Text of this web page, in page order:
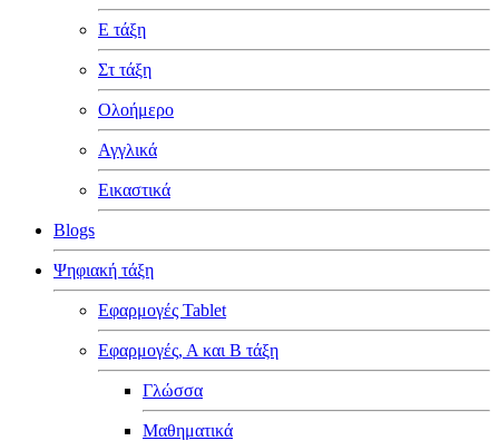
Ε τάξη
Στ τάξη
Ολοήμερο
Αγγλικά
Εικαστικά
Blogs
Ψηφιακή τάξη
Εφαρμογές Tablet
Εφαρμογές, Α και Β τάξη
Γλώσσα
Μαθηματικά